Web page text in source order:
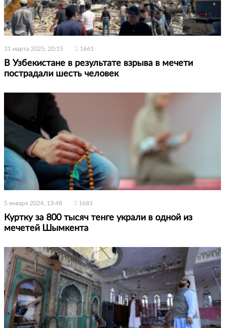
31 марта 2025, 20:15 1661
В Узбекистане в результате взрыва в мечети
пострадали шесть человек
5 января 2024, 13:48 1681
Куртку за 800 тысяч тенге украли в одной из
мечетей Шымкента